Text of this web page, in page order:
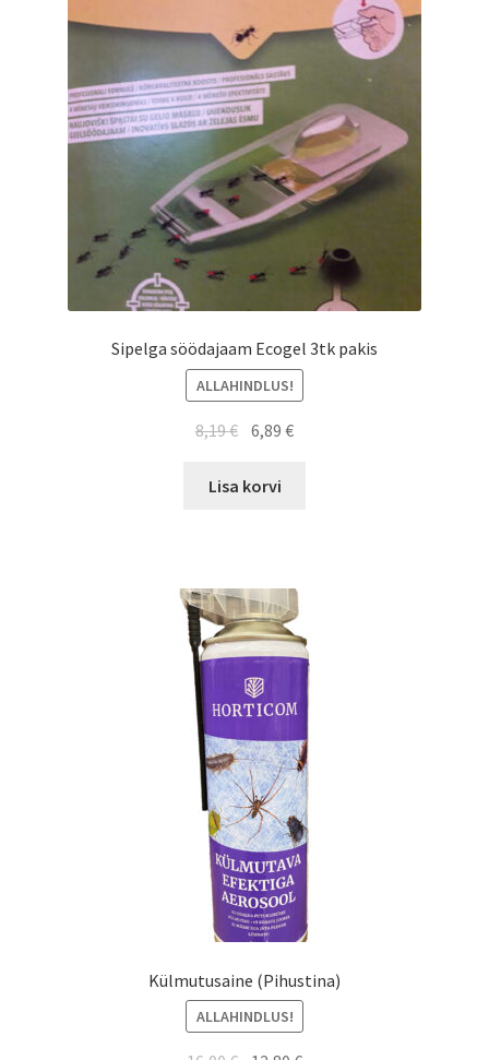
Sipelga söödajaam Ecogel 3tk pakis
ALLAHINDLUS!
8,19€ 6,89€
Lisa korvi
Külmutusaine (Pihustina)
ALLAHINDLUS!